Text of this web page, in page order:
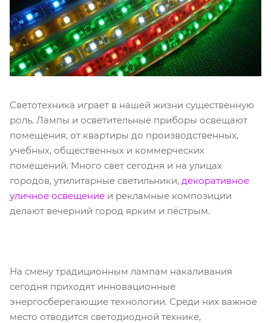
Светотехника играет в нашей жизни существенную
роль. Лампы и осветительные приборы освещают
помещения, от квартиры до производственных,
учебных, общественных и коммерческих
помещений. Много свет сегодня и на улицах
городов, утилитарные светильники, декоративное
уличное освещение и рекламные композиции
делают вечерний город ярким и пёстрым.
На смену традиционным лампам накаливания
сегодня приходят инновационные
энергосберегающие технологии. Среди них важное
место отводится светодиодной технике,